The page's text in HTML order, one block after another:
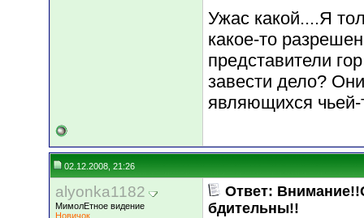
Ужас какой....Я
какое-то
представители
завести дело?
являющихся чьей-
02.12.2008, 21:26
alyonka1182
МимолЕтное видение
Новичок
Ответ:
бдительны!!